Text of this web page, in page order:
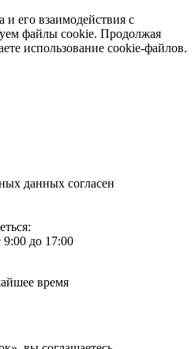
и его взаимодействия с
файлы cookie. Продолжая
использование cookie-файлов.
данных согласен
до 17:00
время